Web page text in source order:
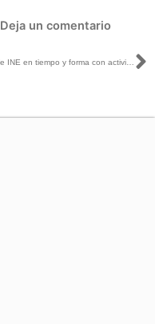
Deja un comentario
Cumple INE en tiempo y forma con actividades preparatorias para las Elecciones del 4 de junio